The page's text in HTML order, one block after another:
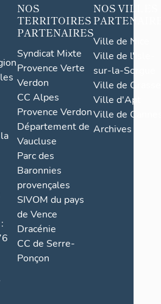
NOS
TERRITOIRES
PARTENAIRES
Syndicat Mixte
Provence Verte
Verdon
CC Alpes
Provence Verdon
Département de
Vaucluse
Parc des
Baronnies
provençales
SIVOM du pays
de Vence
Dracénie
CC de Serre-
Ponçon
NOS VILLES
Ville de Nice
Ville de l'Isle-
sur-la-Sorgue
Ville de Grasse
Ville d'Apt
Ville de
Archives